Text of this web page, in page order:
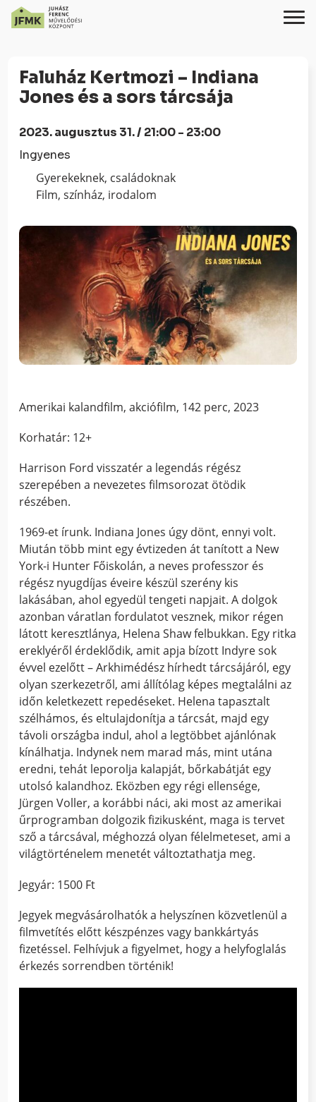
Content
navigációhoz
Faluház Kertmozi – Indiana
Jones és a sors tárcsája
2023. augusztus 31. / 21:00 - 23:00
Ingyenes
Gyerekeknek, családoknak
Film, színház, irodalom
Amerikai kalandfilm, akciófilm, 142 perc, 2023
Korhatár: 12+
Harrison Ford visszatér a legendás régész
szerepében a nevezetes filmsorozat ötödik
részében.
1969-et írunk. Indiana Jones úgy dönt, ennyi volt.
Miután több mint egy évtizeden át tanított a New
York-i Hunter Főiskolán, a neves professzor és
régész nyugdíjas éveire készül szerény kis
lakásában, ahol egyedül tengeti napjait. A dolgok
azonban váratlan fordulatot vesznek, mikor régen
látott keresztlánya, Helena Shaw felbukkan. Egy ritka
ereklyéről érdeklődik, amit apja bízott Indyre sok
évvel ezelőtt – Arkhimédész hírhedt tárcsájáról, egy
olyan szerkezetről, ami állítólag képes megtalálni az
időn keletkezett repedéseket. Helena tapasztalt
szélhámos, és eltulajdonítja a tárcsát, majd egy
távoli országba indul, ahol a legtöbbet ajánlónak
kínálhatja. Indynek nem marad más, mint utána
eredni, tehát leporolja kalapját, bőrkabátját egy
utolsó kalandhoz. Eközben egy régi ellensége,
Jürgen Voller, a korábbi náci, aki most az amerikai
űrprogramban dolgozik fizikusként, maga is tervet
sző a tárcsával, méghozzá olyan félelmeteset, ami a
világtörténelem menetét változtathatja meg.
Jegyár: 1500 Ft
Jegyek megvásárolhatók a helyszínen közvetlenül a
filmvetítés előtt készpénzes vagy bankkártyás
fizetéssel. Felhívjuk a figyelmet, hogy a helyfoglalás
érkezés sorrendben történik!